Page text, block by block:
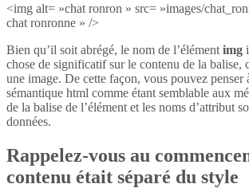
<img alt= »chat ronron » src= »images/
chat ronronne » />
Bien qu’il soit abrégé, le nom de l’élément img
chose de significatif sur le contenu de la balise,
une image. De cette façon, vous pouvez penser
sémantique html comme étant semblable aux
de la balise de l’élément et les noms d’attribut
données.
Rappelez-vous au
contenu était séparé du style